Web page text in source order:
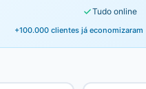
Tudo online
+100.000 clientes já economizaram